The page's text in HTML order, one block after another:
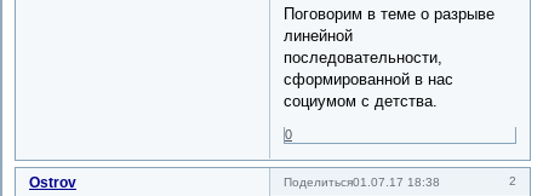
Поговорим в теме о разрыве
линейной
последовательности,
сформированной в нас
социумом с детства.
0
Поделиться 2
01.07.17 18:38
Ostrov